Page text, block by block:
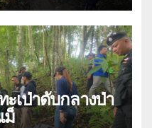
ะเป่าดับกลางป่า
ม็